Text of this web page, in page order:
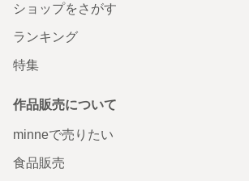
ショップをさがす
ランキング
特集
作品販売について
minneで売りたい
食品販売